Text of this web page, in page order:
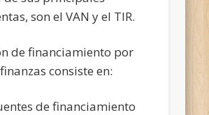
son el VAN y el TIR.
de financiamiento por
consiste en:
de financiamiento